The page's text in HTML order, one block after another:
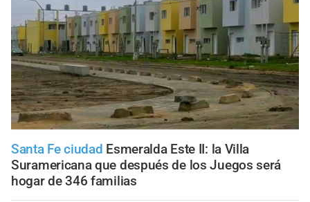
Santa Fe ciudad Esmeralda Este II: la Villa
Suramericana que después de los Juegos será
hogar de 346 familias